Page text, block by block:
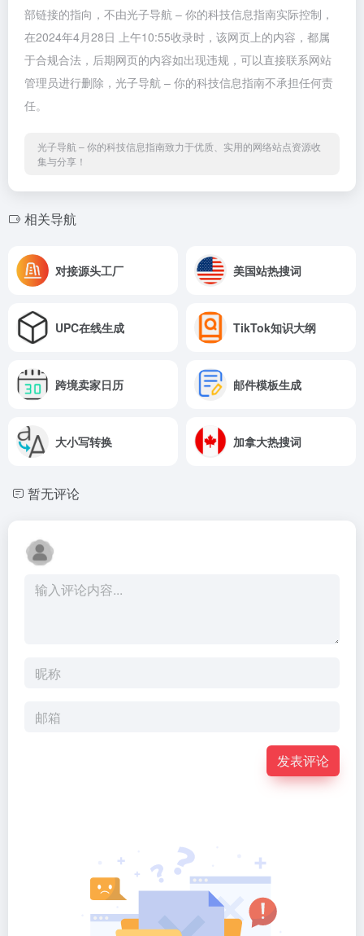
部链接的指向，不由光子导航 – 你的科技信息指南实际控制，
在2024年4月28日 上午10:55收录时，该网页上的内容，都属
于合规合法，后期网页的内容如出现违规，可以直接联系网站
管理员进行删除，光子导航 – 你的科技信息指南不承担任何责
任。
光子导航 – 你的科技信息指南致力于优质、实用的网络站点资源收
集与分享！
相关导航
对接源头工厂 美国站热搜词
UPC在线生成 TikTok知识大纲
跨境卖家日历 邮件模板生成
大小写转换 加拿大热搜词
暂无评论
发表评论